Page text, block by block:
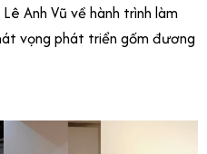
Anh Vũ về hành trình làm
vọng phát triển gốm đương